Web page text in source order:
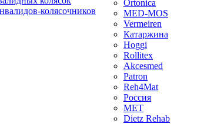
колясочников
Ortonica
MED-MOS
Vermeiren
Катаржина
Hoggi
Rollitex
Akcesmed
Patron
Reh4Mat
Россия
МЕТ
Dietz Rehab